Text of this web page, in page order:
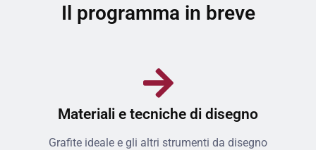
Il programma in breve
Materiali e tecniche di disegno
Grafite ideale e gli altri strumenti da disegno